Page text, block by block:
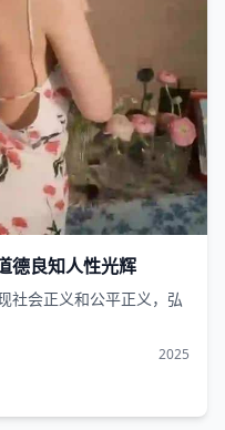
德良知人性光辉
社会正义和公平正义，弘
2025